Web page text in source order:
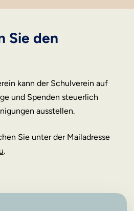
Sie den
kann der Schulverein auf
und Spenden steuerlich
ausstellen.
Sie unter der Mailadresse
.